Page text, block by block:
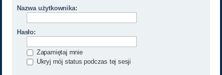
Nazwa użytkownika:
Hasło:
Zapamiętaj mnie
Ukryj mój status podczas tej sesji